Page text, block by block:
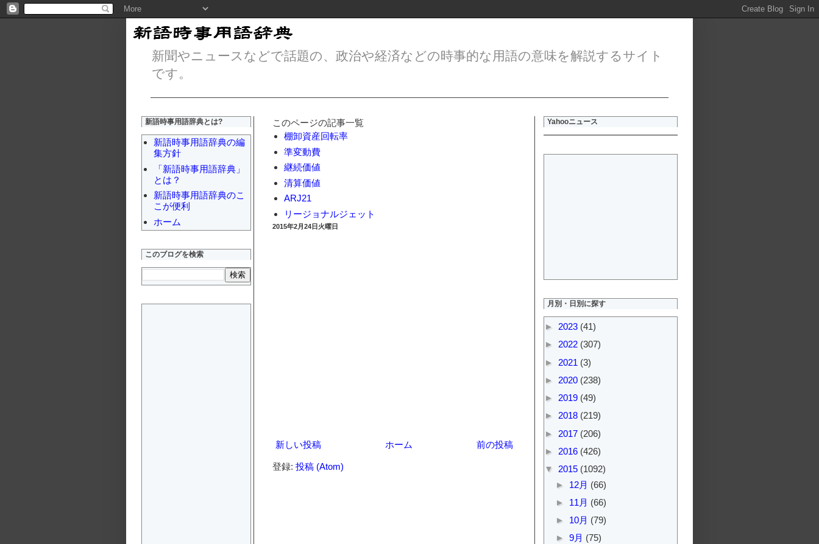
新聞やニュースなどで話題の、政治や経済などの時事的な用語の意味を解説するサイト
です。
このページの記事一覧
棚卸資産回転率
準変動費
継続価値
清算価値
ARJ21
リージョナルジェット
2015年2月24日火曜日
新しい投稿 前の投稿
ホーム
登録: 投稿 (Atom)
新語時事用語辞典とは?
新語時事用語辞典の編
集方針
「新語時事用語辞典」
とは？
新語時事用語辞典のこ
こが便利
ホーム
このブログを検索
Yahooニュース
月別・日別に探す
► 2023 (41)
► 2022 (307)
► 2021 (3)
► 2020 (238)
► 2019 (49)
► 2018 (219)
► 2017 (206)
► 2016 (426)
▼ 2015 (1092)
► 12月 (66)
► 11月 (66)
► 10月 (79)
► 9月 (75)